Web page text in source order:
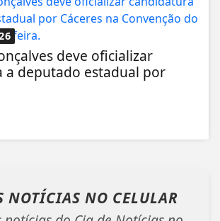
deve oficializar
a deputado estadual por
NOTÍCIAS NO CELULAR